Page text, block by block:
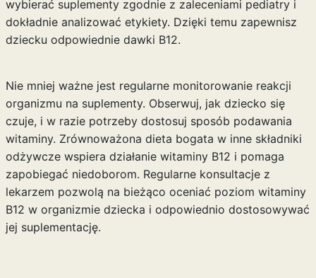
wybierać suplementy zgodnie z zaleceniami pediatry i
dokładnie analizować etykiety. Dzięki temu zapewnisz
dziecku odpowiednie dawki B12.
Nie mniej ważne jest regularne monitorowanie reakcji
organizmu na suplementy. Obserwuj, jak dziecko się
czuje, i w razie potrzeby dostosuj sposób podawania
witaminy. Zrównoważona dieta bogata w inne składniki
odżywcze wspiera działanie witaminy B12 i pomaga
zapobiegać niedoborom. Regularne konsultacje z
lekarzem pozwolą na bieżąco oceniać poziom witaminy
B12 w organizmie dziecka i odpowiednio dostosowywać
jej suplementację.